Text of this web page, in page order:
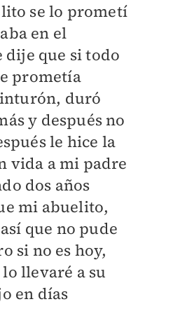
se lo prometí
en el
que si todo
prometía
duró
y después no
le hice la
vida a mi padre
dos años
mi abuelito,
que no pude
si no es hoy,
llevaré a su
en días